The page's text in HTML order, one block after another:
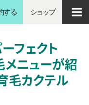
する ショップ
フェクト
メニューが紹
毛カクテル